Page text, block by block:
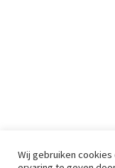
Wij gebruiken